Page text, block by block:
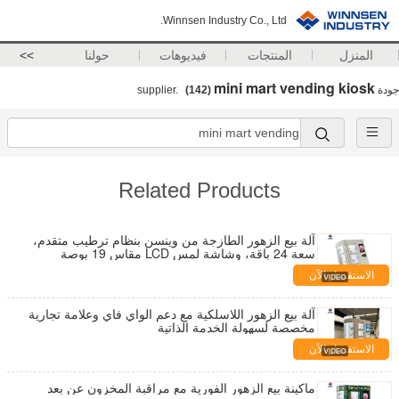
Winnsen Industry Co., Ltd.
المنزل المنتجات فيديوهات حولنا >>
جودة mini mart vending kiosk
(142)
Related Products
آلة بيع الزهور الطازجة من وينسن بنظام ترطيب متقدم،
سعة 24 باقة، وشاشة لمس LCD مقاس 19 بوصة
الاستفسار الآن
آلة بيع الزهور اللاسلكية مع دعم الواي فاي وعلامة تجارية
مخصصة لسهولة الخدمة الذاتية
الاستفسار الآن
ماكينة بيع الزهور الفورية مع مراقبة المخزون عن بعد